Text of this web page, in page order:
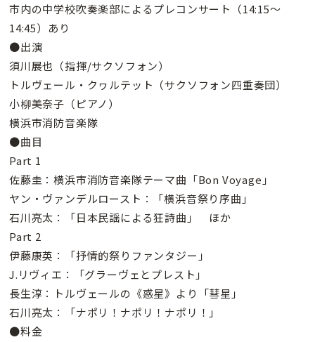
市内の中学校吹奏楽部によるプレコンサート（14:15～
14:45）あり
●出演
須川展也（指揮/サクソフォン）
トルヴェール・クヮルテット（サクソフォン四重奏団）
小柳美奈子（ピアノ）
横浜市消防音楽隊
●曲目
Part 1
佐藤圭：横浜市消防音楽隊テーマ曲「Bon Voyage」
ヤン・ヴァンデルロースト：「横浜音祭り序曲」
石川亮太：「日本民謡による狂詩曲」 ほか
Part 2
伊藤康英：「抒情的祭りファンタジー」
J.リヴィエ：「グラーヴェとプレスト」
長生淳：トルヴェールの《惑星》より「彗星」
石川亮太：「ナポリ！ナポリ！ナポリ！」
●料金